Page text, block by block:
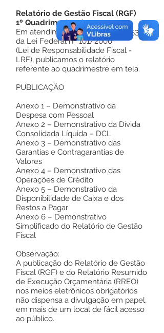
Relatório de Gestão Fiscal (RGF)
1º Quadrimestre de 2024
Em atendimento a Seção IV, art. 53
da Lei Federal nº 101/2000
(Lei de Responsabilidade Fiscal -
LRF), publicamos o relatório
referente ao quadrimestre em tela.
PUBLICAÇÃO
Anexo 1 – Demonstrativo da
Despesa com Pessoal
Anexo 2 – Demonstrativo da Dívida
Consolidada Líquida – DCL
Anexo 3 – Demonstrativo das
Garantias e Contragarantias de
Valores
Anexo 4 – Demonstrativo das
Operações de Crédito
Anexo 5 – Demonstrativo da
Disponibilidade de Caixa e dos
Restos a Pagar
Anexo 6 – Demonstrativo
Simplificado do Relatório de Gestão
Fiscal
Observação:
A publicação do Relatório de Gestão
Fiscal (RGF) e do Relatório Resumido
de Execução Orçamentária (RREO)
nos meios eletrônicos obrigatórios
não dispensa a divulgação em papel,
em mais de um local de fácil acesso
ao público.